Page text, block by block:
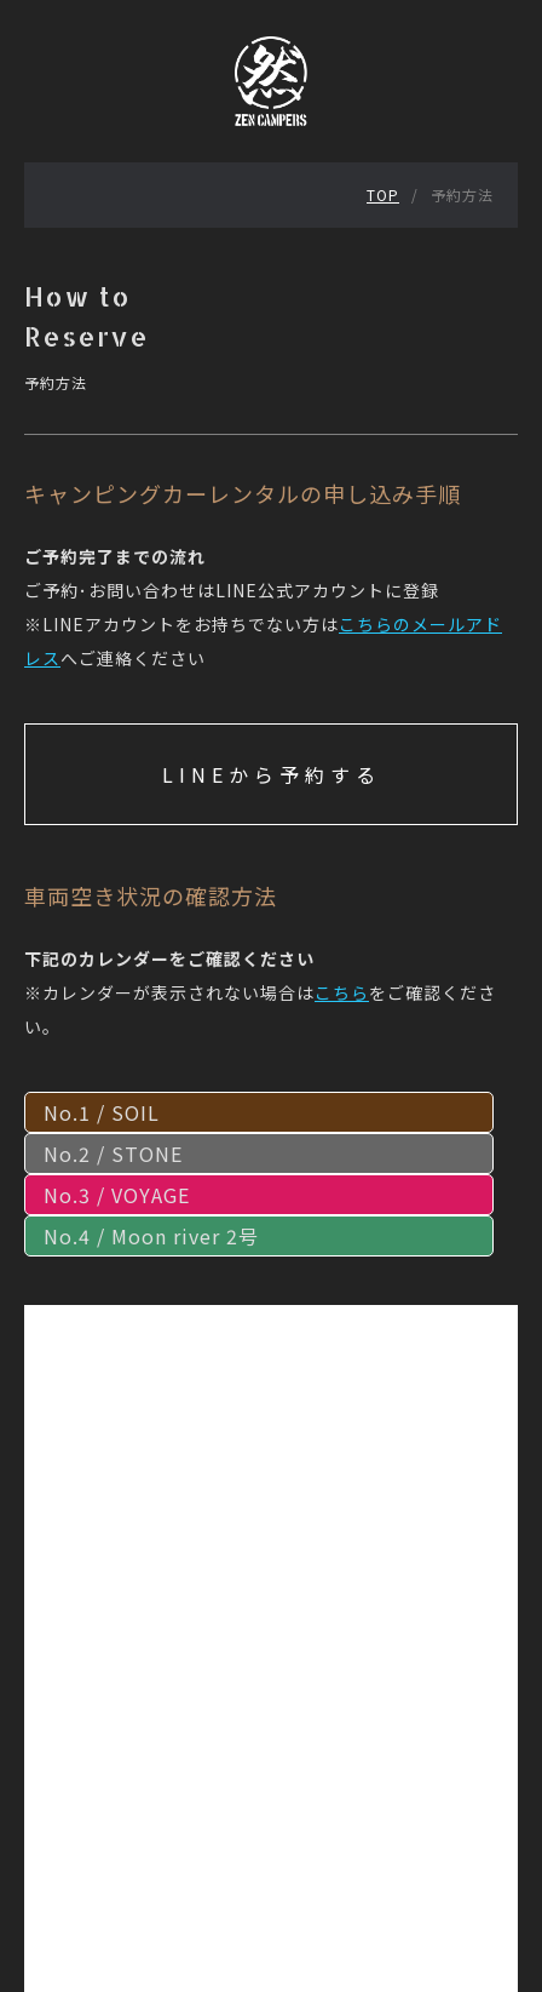
TOP 予約方法
How to
Reserve
予約方法
キャンピングカーレンタルの申し込み手順
ご予約完了までの流れ
ご予約･お問い合わせはLINE公式アカウントに登録
※LINEアカウントをお持ちでない方はこちらのメールアド
レス へご連絡ください
LINEから予約する
車両空き状況の確認方法
下記のカレンダーをご確認ください
※カレンダーが表示されない場合はこちら をご確認くださ
い。
No.1 / SOIL
No.2 / STONE
No.3 / VOYAGE
No.4 / Moon river 2号